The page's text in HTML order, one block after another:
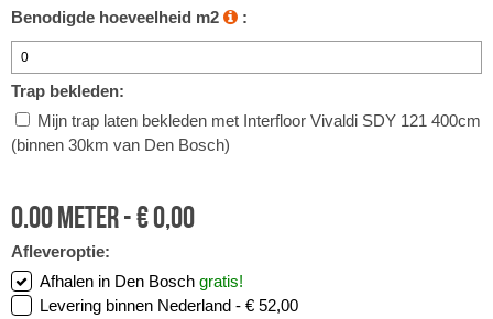
Benodigde hoeveelheid m2
:
Trap bekleden:
Mijn trap laten bekleden met Interfloor Vivaldi SDY 121 400cm
(binnen 30km van Den Bosch)
0.00meter -€0,00
Afleveroptie:
Afhalen in Den Bosch gratis!
Levering binnen Nederland - € 52,00